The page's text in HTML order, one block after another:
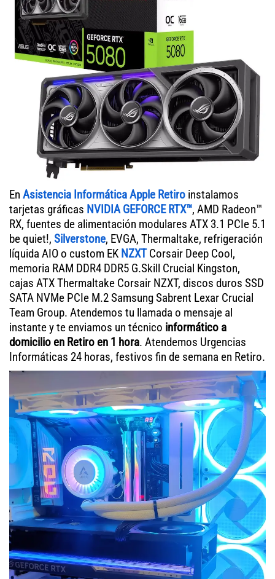
En Asistencia Informática Apple Retiro instalamos
tarjetas gráficas NVIDIA GEFORCE RTX™, AMD Radeon™
RX, fuentes de alimentación modulares ATX 3.1 PCIe 5.1
be quiet!, Silverstone, EVGA, Thermaltake, refrigeración
líquida AIO o custom EK NZXTCorsair Deep Cool,
memoria RAM DDR4 DDR5 G.Skill Crucial Kingston,
cajas ATX Thermaltake Corsair NZXT, discos duros SSD
SATA NVMe PCIe M.2 Samsung Sabrent Lexar Crucial
Team Group. Atendemos tu llamada o mensaje al
instante y te enviamos un técnico informático a
domicilio en Retiro en 1 hora. Atendemos Urgencias
Informáticas 24 horas, festivos fin de semana en Retiro.